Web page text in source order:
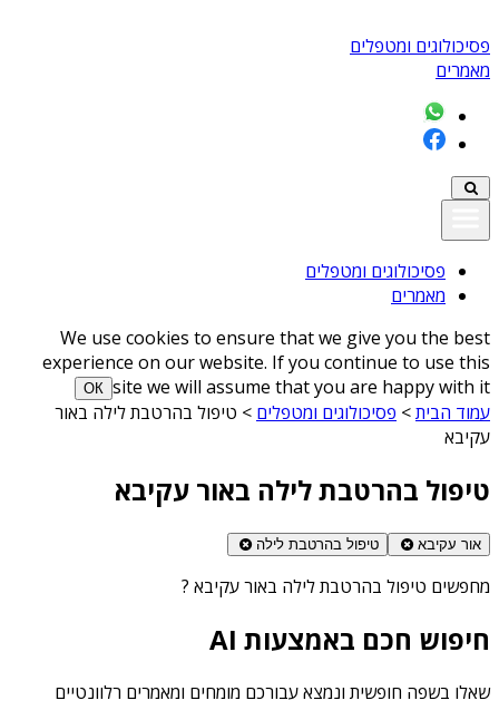
פסיכולוגים ומטפלים
מאמרים
פסיכולוגים ומטפלים
מאמרים
We use cookies to ensure that we give you the best
experience on our website. If you continue to use this
site we will assume that you are happy with it
ОК
עמוד הבית> פסיכולוגים ומטפלים > טיפול בהרטבת לילה באור
עקיבא
טיפול בהרטבת לילה באור עקיבא
אור עקיבא טיפול בהרטבת לילה
מחפשים טיפול בהרטבת לילה באור עקיבא ?
חיפוש חכם באמצעות AI
שאלו בשפה חופשית ונמצא עבורכם מומחים ומאמרים רלוונטיים